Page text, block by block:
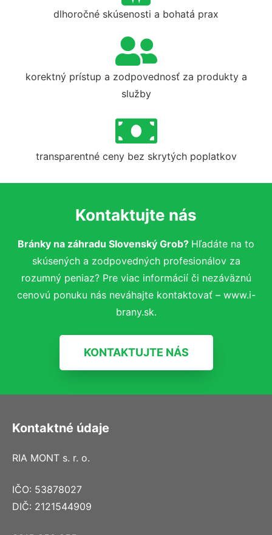
dlhoročné skúsenosti a bohatá prax
korektný prístup a zodpovednosť za produkty a
služby
transparentné ceny bez skrytých poplatkov
Kontaktujte nás
Bránky na záhradu Slovenský Grob? Hľadáte na to
skúsených a zodpovedných profesionálov za
rozumný peniaz? Pre viac informácií či nezáväznú
cenovú ponuku nás neváhajte kontaktovať – www.i-
brany.sk.
KONTAKTUJTE NÁS
Kontaktné údaje
RIA MONT s. r. o.
IČO: 53878027
DIČ: 2121544909